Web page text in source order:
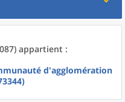
appartient :
d'agglomération